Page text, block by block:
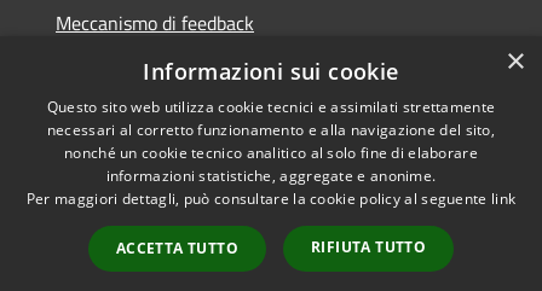
Meccanismo di feedback
Whistleblowing
Accessibilità
Copyright © 2020 •
Comune di Scarlino •
Powered byMunicipium
Accesso redazione
×
Informazioni sui cookie
Questo sito web utilizza cookie tecnici e assimilati strettamente
necessari al corretto funzionamento e alla navigazione del sito,
nonché un cookie tecnico analitico al solo fine di elaborare
informazioni statistiche, aggregate e anonime.
Per maggiori dettagli, può consultare la cookie policy al seguente link
ACCETTA TUTTO RIFIUTA TUTTO